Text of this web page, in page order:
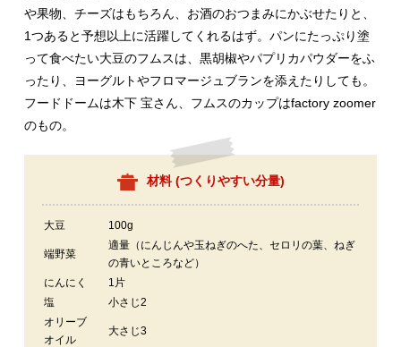
や果物、チーズはもちろん、お酒のおつまみにかぶせたりと、
1つあると予想以上に活躍してくれるはず。パンにたっぷり塗
って食べたい大豆のフムスは、黒胡椒やパプリカパウダーをふ
ったり、ヨーグルトやフロマージュブランを添えたりしても。
フードドームは木下 宝さん、フムスのカップはfactory zoomer
のもの。
材料 (つくりやすい分量)
大豆 100g
端野菜
適量（にんじんや玉ねぎのへた、セロリの葉、ねぎ
の青いところなど）
にんにく
1片
塩
小さじ2
オリーブ
オイル
大さじ3